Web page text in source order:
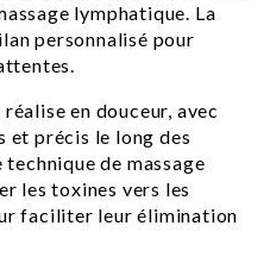
lymphatique. La
personnalisé pour
en douceur, avec
et précis le long des
de massage
les toxines vers les
faciliter leur élimination